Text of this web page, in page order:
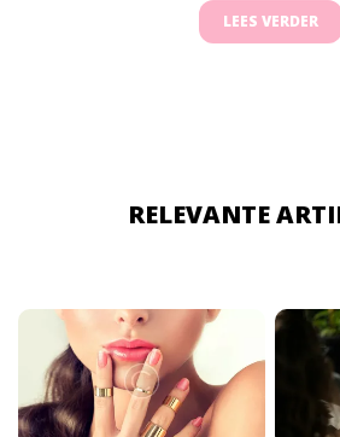
LEES VERDER
RELEVANTE